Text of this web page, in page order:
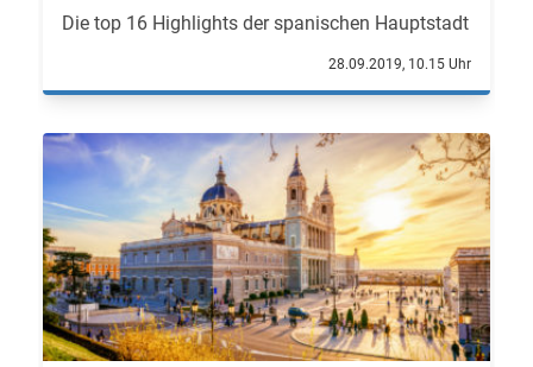
Die top 16 Highlights der spanischen Hauptstadt
28.09.2019, 10.15 Uhr